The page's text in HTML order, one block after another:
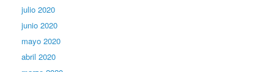
julio 2020
junio 2020
mayo 2020
abril 2020